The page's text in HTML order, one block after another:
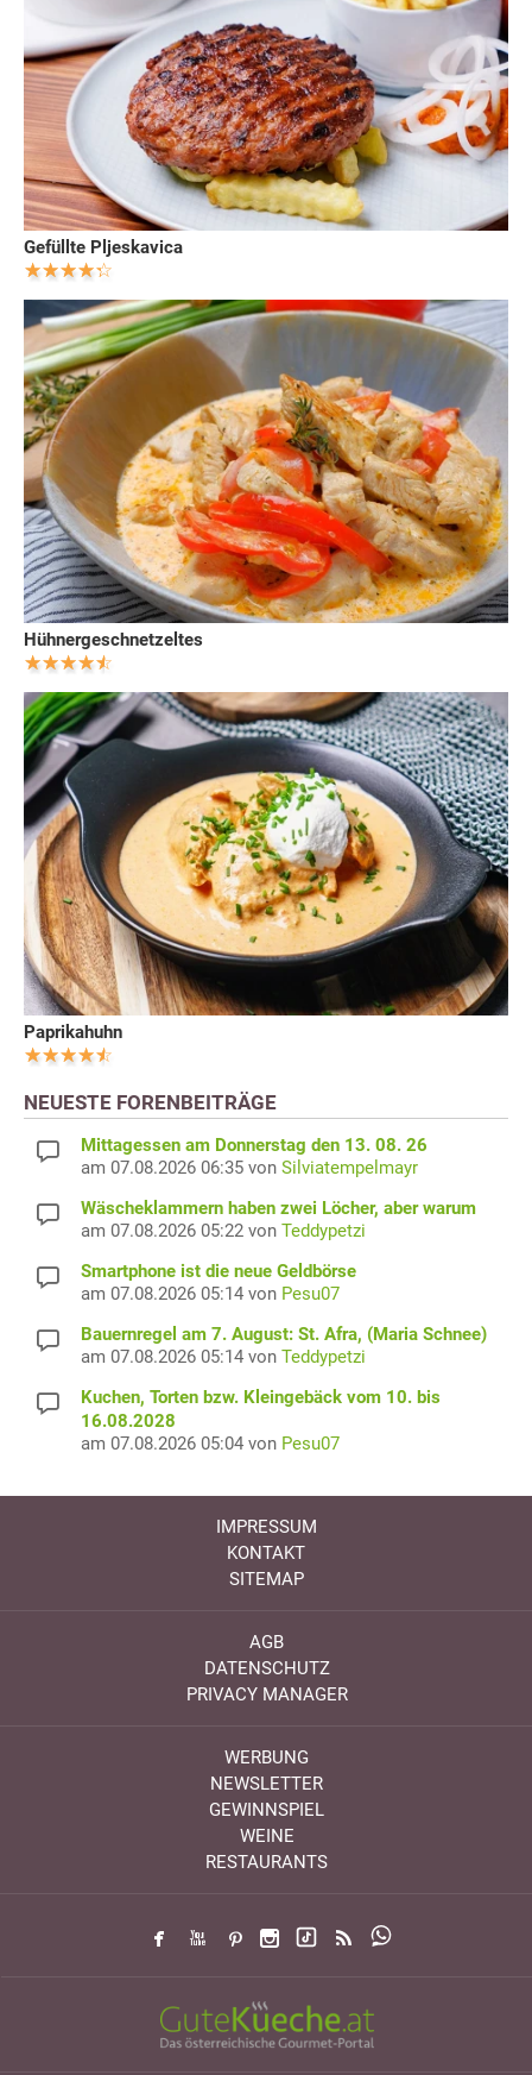
Gefüllte Pljeskavica
Hühnergeschnetzeltes
Paprikahuhn
NEUESTE FORENBEITRÄGE
Mittagessen am Donnerstag den 13. 08. 26
am 07.08.2026 06:35 von Silviatempelmayr
Wäscheklammern haben zwei Löcher, aber warum
am 07.08.2026 05:22 von Teddypetzi
Smartphone ist die neue Geldbörse
am 07.08.2026 05:14 von Pesu07
Bauernregel am 7. August: St. Afra, (Maria Schnee)
am 07.08.2026 05:14 von Teddypetzi
Kuchen, Torten bzw. Kleingebäck vom 10. bis
16.08.2028
am 07.08.2026 05:04 von Pesu07
IMPRESSUM
KONTAKT
SITEMAP
AGB
DATENSCHUTZ
PRIVACY MANAGER
WERBUNG
NEWSLETTER
GEWINNSPIEL
WEINE
RESTAURANTS